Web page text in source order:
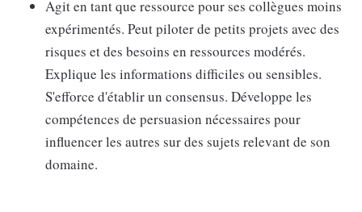
Agit en tant que ressource pour ses collègues moins
expérimentés. Peut piloter de petits projets avec des
risques et des besoins en ressources modérés.
Explique les informations difficiles ou sensibles.
S'efforce d'établir un consensus. Développe les
compétences de persuasion nécessaires pour
influencer les autres sur des sujets relevant de son
domaine.